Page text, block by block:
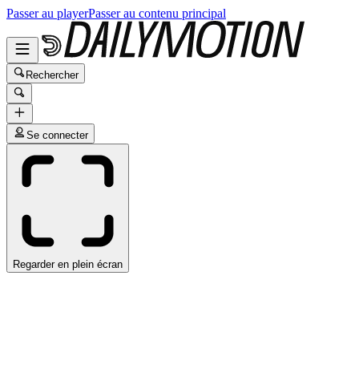
Passer au playerPasser au contenu principal
Rechercher
Se connecter
Regarder en plein écran